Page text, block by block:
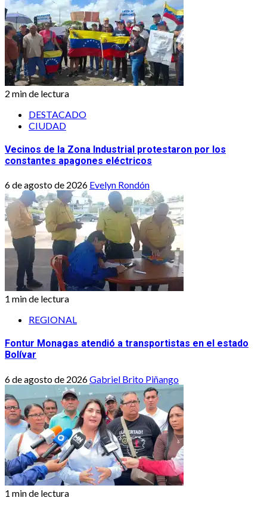
2 min de lectura
DESTACADO
CIUDAD
Vecinos de la Zona Industrial protestaron por los
constantes apagones eléctricos
6 de agosto de 2026 Evelyn Rondón
1 min de lectura
REGIONAL
Fontur Monagas atendió a transportistas en el estado
Bolívar
6 de agosto de 2026Gabriel Brito Piñango
1 min de lectura